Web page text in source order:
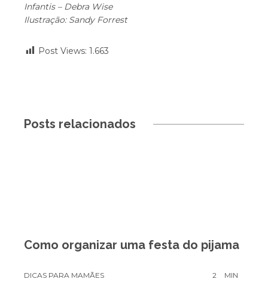
Infantis – Debra Wise
Ilustração: Sandy Forrest
Post Views: 1.663
Posts relacionados
Como organizar uma festa do pijama
DICAS PARA MAMÃES 2 MIN